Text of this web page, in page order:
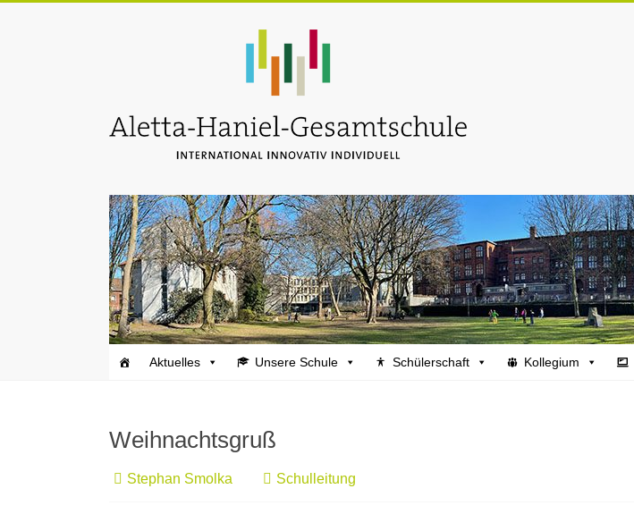
Gesamtschule
Aktuelles Unsere Schule Schülerschaft Kollegium
Weihnachtsgruß
Stephan Smolka Schulleitung